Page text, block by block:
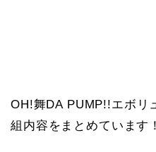
OH!舞DA PUMP!!エボリ
組内容をまとめています！